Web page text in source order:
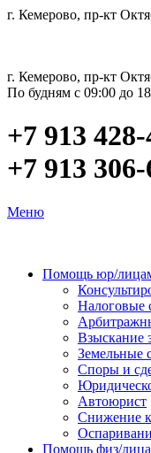
г. Кемерово, пр-кт
г. Кемерово, пр-кт
По будням с 09:00 до
+7 913
+7 913
Меню
Помощь юр/
Налоговые
Взыскание
Земельные
Споры и
Автоюрист
Снижение
Помощь физ/